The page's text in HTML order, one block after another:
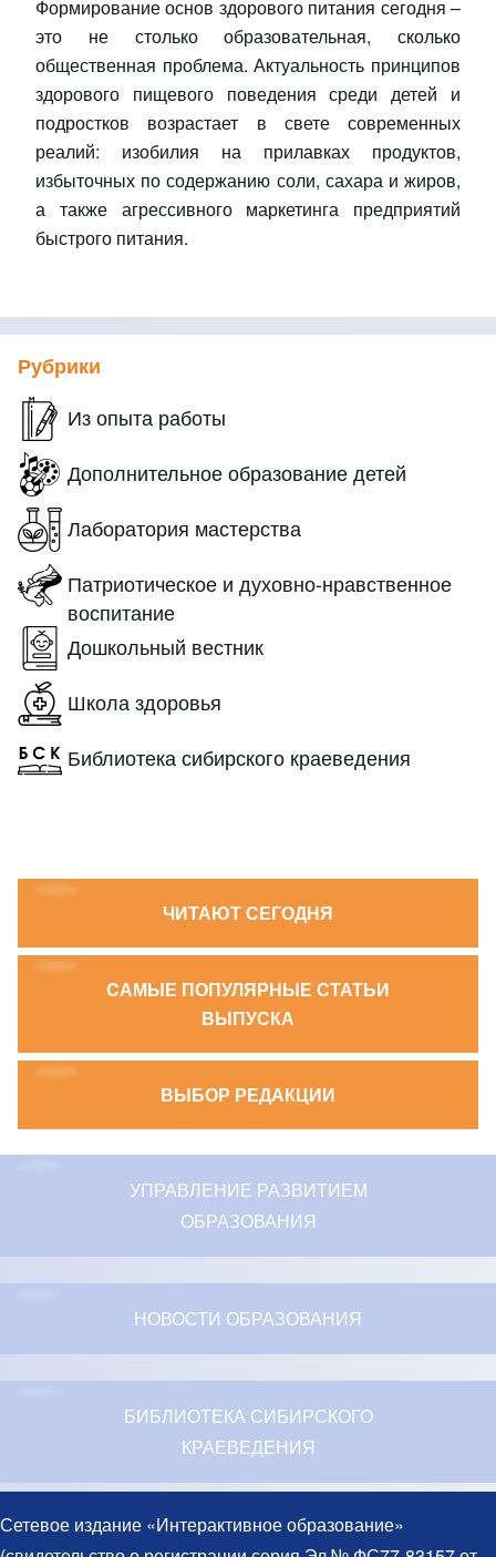
Формирование основ здорового питания сегодня –
это не столько образовательная, сколько
общественная проблема. Актуальность принципов
здорового пищевого поведения среди детей и
подростков возрастает в свете современных
реалий: изобилия на прилавках продуктов,
избыточных по содержанию соли, сахара и жиров,
а также агрессивного маркетинга предприятий
быстрого питания.
Рубрики
Из опыта работы
Дополнительное образование детей
Лаборатория мастерства
Патриотическое и духовно-нравственное
воспитание
Дошкольный вестник
Школа здоровья
Библиотека сибирского краеведения
ЧИТАЮТ СЕГОДНЯ
CАМЫЕ ПОПУЛЯРНЫЕ СТАТЬИ
ВЫПУСКА
ВЫБОР РЕДАКЦИИ
УПРАВЛЕНИЕ РАЗВИТИЕМ
ОБРАЗОВАНИЯ
НОВОСТИ ОБРАЗОВАНИЯ
БИБЛИОТЕКА СИБИРСКОГО
КРАЕВЕДЕНИЯ
Сетевое издание «Интерактивное образование»